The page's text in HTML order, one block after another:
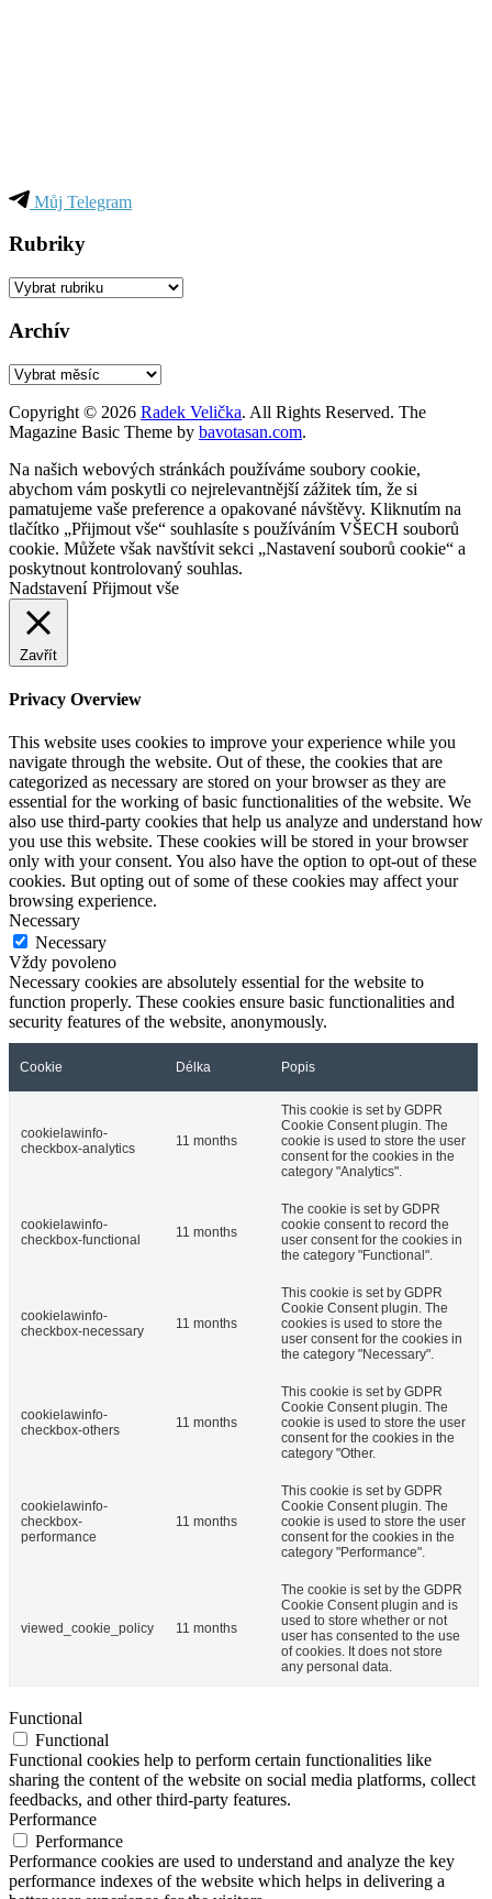
Můj Telegram
Rubriky
Rubriky
Archív
Archív
Copyright © 2026 Radek Velička. All Rights Reserved. The
Magazine Basic Theme by bavotasan.com.
Na našich webových stránkách používáme soubory cookie,
abychom vám poskytli co nejrelevantnější zážitek tím, že si
pamatujeme vaše preference a opakované návštěvy. Kliknutím na
tlačítko „Přijmout vše“ souhlasíte s používáním VŠECH souborů
cookie. Můžete však navštívit sekci „Nastavení souborů cookie“ a
poskytnout kontrolovaný souhlas.
Nadstavení Přijmout vše
Zavřít
Privacy Overview
This website uses cookies to improve your experience while you
navigate through the website. Out of these, the cookies that are
categorized as necessary are stored on your browser as they are
essential for the working of basic functionalities of the website. We
also use third-party cookies that help us analyze and understand how
you use this website. These cookies will be stored in your browser
only with your consent. You also have the option to opt-out of these
cookies. But opting out of some of these cookies may affect your
browsing experience.
Necessary
Necessary
Vždy povoleno
Necessary cookies are absolutely essential for the website to
function properly. These cookies ensure basic functionalities and
security features of the website, anonymously.
Cookie Délka Popis
cookielawinfo-
checkbox-analytics
11 months
This cookie is set by GDPR
Cookie Consent plugin. The
cookie is used to store the user
consent for the cookies in the
category "Analytics".
cookielawinfo-
checkbox-functional
11 months
The cookie is set by GDPR
cookie consent to record the
user consent for the cookies in
the category "Functional".
cookielawinfo-
checkbox-necessary
11 months
This cookie is set by GDPR
Cookie Consent plugin. The
cookies is used to store the
user consent for the cookies in
the category "Necessary".
cookielawinfo-
checkbox-others
11 months
This cookie is set by GDPR
Cookie Consent plugin. The
cookie is used to store the user
consent for the cookies in the
category "Other.
cookielawinfo-
checkbox-
performance
11 months
This cookie is set by GDPR
Cookie Consent plugin. The
cookie is used to store the user
consent for the cookies in the
category "Performance".
viewed_cookie_policy 11 months
The cookie is set by the GDPR
Cookie Consent plugin and is
used to store whether or not
user has consented to the use
of cookies. It does not store
any personal data.
Functional
Functional
Functional cookies help to perform certain functionalities like
sharing the content of the website on social media platforms, collect
feedbacks, and other third-party features.
Performance
Performance
Performance cookies are used to understand and analyze the key
performance indexes of the website which helps in delivering a